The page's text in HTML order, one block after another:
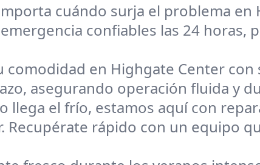
cuándo surja el problema en
confiables las 24 horas,
comodidad en Highgate Center con
asegurando operación fluida y
llega el frío, estamos aquí con
Recupérate rápido con un equipo